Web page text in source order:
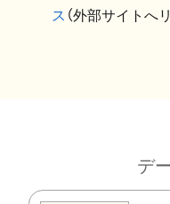
ス （外部サイトへ
デ